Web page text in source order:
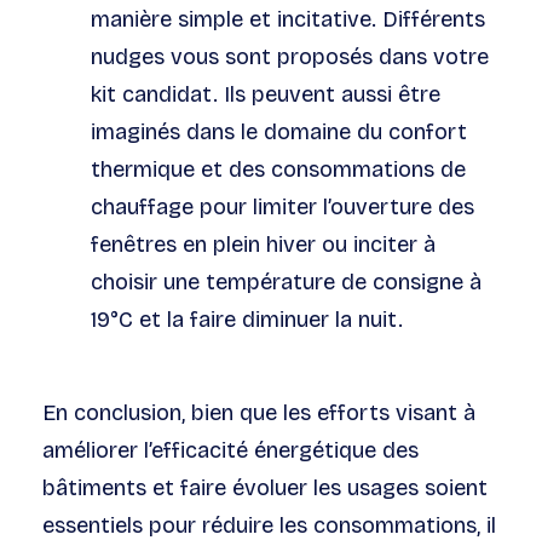
manière simple et incitative. Différents
nudges vous sont proposés dans votre
kit candidat. Ils peuvent aussi être
imaginés dans le domaine du confort
thermique et des consommations de
chauffage pour limiter l’ouverture des
fenêtres en plein hiver ou inciter à
choisir une température de consigne à
19°C et la faire diminuer la nuit.
En conclusion, bien que les efforts visant à
améliorer l’efficacité énergétique des
bâtiments et faire évoluer les usages soient
essentiels pour réduire les consommations, il